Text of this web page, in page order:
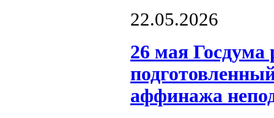
22.05.2026
26 мая Госдума
аффинажа